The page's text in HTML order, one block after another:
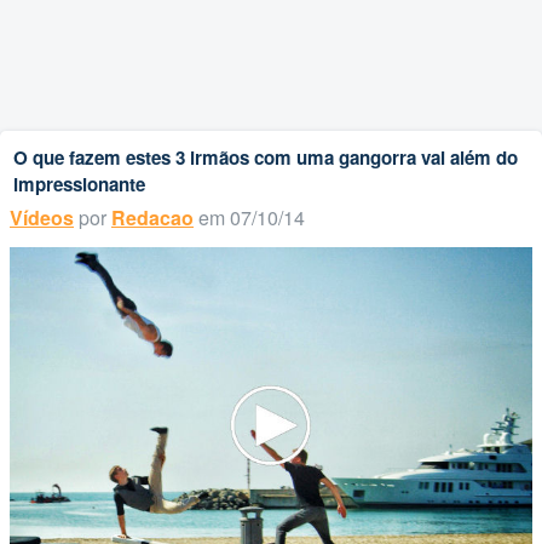
O que fazem estes 3 irmãos com uma gangorra vai além do
impressionante
Vídeos por Redacao em 07/10/14